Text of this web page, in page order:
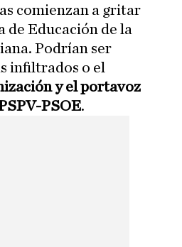
comienzan a gritar
de Educación de la
Podrían ser
infiltrados o el
y el portavoz
PSOE.